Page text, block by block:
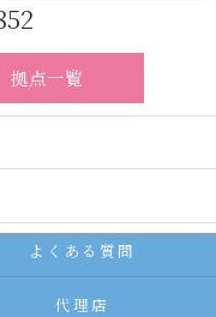
拠点一覧
よくある質問
代理店